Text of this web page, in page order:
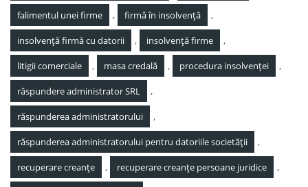
falimentul unei firme , firmă în insolvență ,
insolvență firmă cu datorii , insolvență firme ,
litigii comerciale , masa credală , procedura insolvenței ,
răspundere administrator SRL ,
răspunderea administratorului ,
răspunderea administratorului pentru datoriile societății ,
recuperare creanțe , recuperare creanțe persoane juridice ,